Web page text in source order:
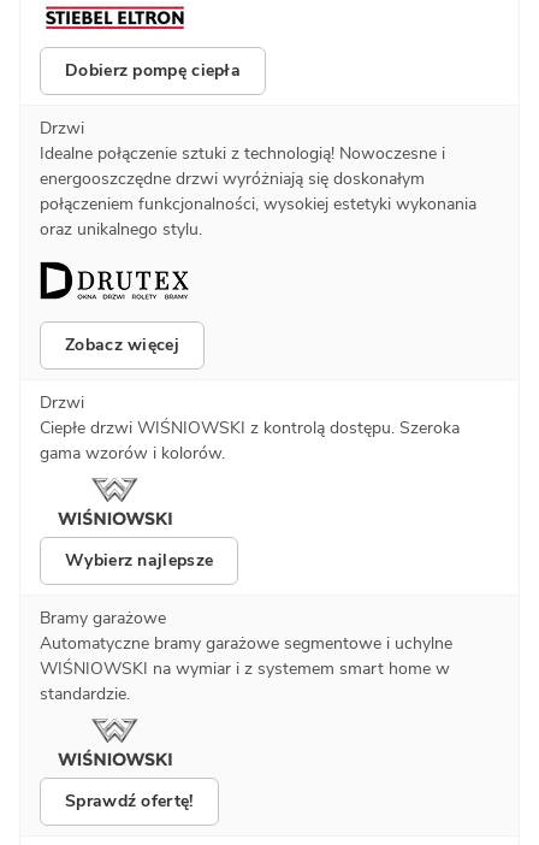
Dobierz pompę ciepła
Drzwi
Idealne połączenie sztuki z technologią! Nowoczesne i
energooszczędne drzwi wyróżniają się doskonałym
połączeniem funkcjonalności, wysokiej estetyki wykonania
oraz unikalnego stylu.
Zobacz więcej
Drzwi
Ciepłe drzwi WIŚNIOWSKI z kontrolą dostępu. Szeroka
gama wzorów i kolorów.
Wybierz najlepsze
Bramy garażowe
Automatyczne bramy garażowe segmentowe i uchylne
WIŚNIOWSKI na wymiar i z systemem smart home w
standardzie.
Sprawdź ofertę!